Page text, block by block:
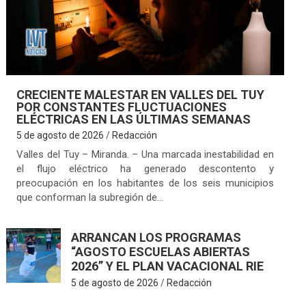
CRECIENTE MALESTAR EN VALLES DEL TUY
POR CONSTANTES FLUCTUACIONES
ELÉCTRICAS EN LAS ÚLTIMAS SEMANAS
5 de agosto de 2026 Redacción
Valles del Tuy – Miranda. – Una marcada inestabilidad en
el flujo eléctrico ha generado descontento y
preocupación en los habitantes de los seis municipios
que conforman la subregión de…
ARRANCAN LOS PROGRAMAS
“AGOSTO ESCUELAS ABIERTAS
2026” Y EL PLAN VACACIONAL RIE
5 de agosto de 2026 Redacción